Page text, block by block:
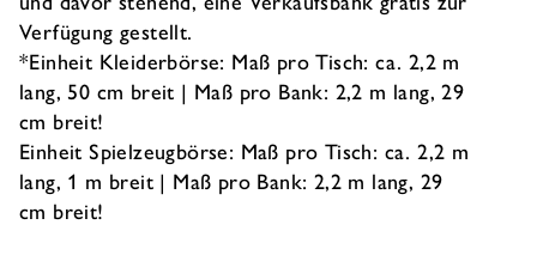
Verfügung gestellt.
*Einheit Kleiderbörse: Maß pro Tisch: ca. 2,2 m
lang, 50 cm breit | Maß pro Bank: 2,2 m lang, 29
cm breit!
Einheit Spielzeugbörse: Maß pro Tisch: ca. 2,2 m
lang, 1 m breit | Maß pro Bank: 2,2 m lang, 29
cm breit!